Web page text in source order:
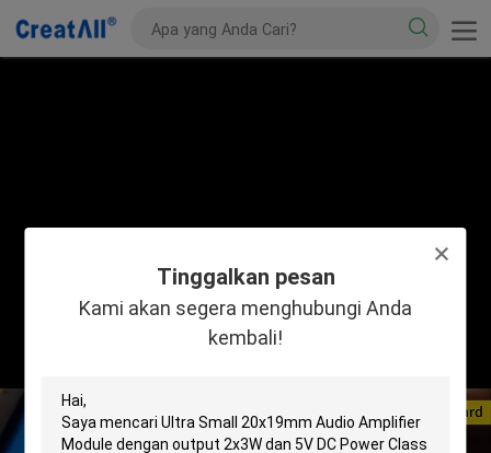
Tinggalkan pesan
Kami akan segera menghubungi Anda
kembali!